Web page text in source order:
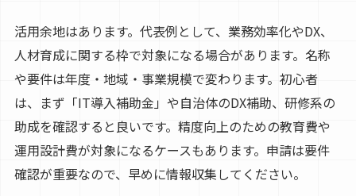
活用余地はあります。代表例として、業務効率化やDX、
人材育成に関する枠で対象になる場合があります。名称
や要件は年度・地域・事業規模で変わります。初心者
は、まず「IT導入補助金」や自治体のDX補助、研修系の
助成を確認すると良いです。精度向上のための教育費や
運用設計費が対象になるケースもあります。申請は要件
確認が重要なので、早めに情報収集してください。